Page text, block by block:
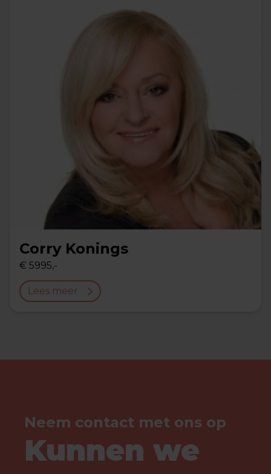
Corry Konings
€ 5995,-
Lees meer
Neem contact met ons op
Kunnen we